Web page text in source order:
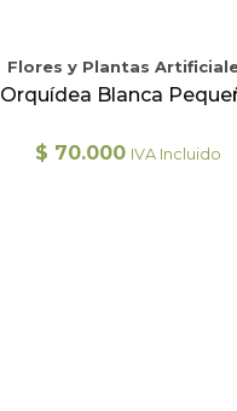
Flores y Plantas
Orquídea Blanca
$ 70.000 IVA Incluido